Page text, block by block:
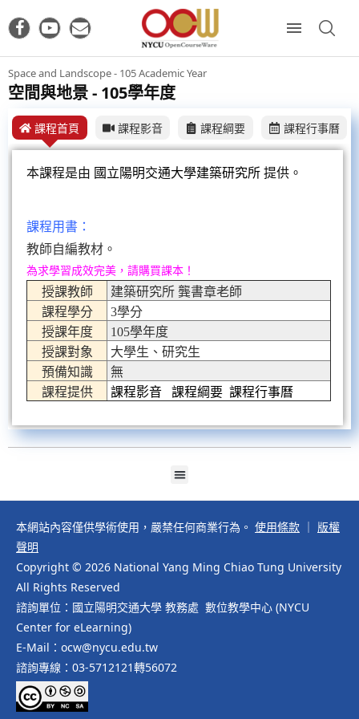
Space and Landscope - 105 Academic Year
空間與地景 - 105學年度
課程首頁 課程影音 課程綱要 課程行事曆
本課程是由 國立陽明交通大學建築研究所 提供。
課程用書：
教師自編教材。
為求學習成效完美，請購買課本！
授課教師
建築研究所 龔書章老師
課程學分
3學分
授課年度
105學年度
授課對象
大學生、研究生
預備知識
無
課程提供
課程影音 課程綱要 課程行事曆
本網站內容僅供學術使用，嚴禁任何商業行為。 使用條款 ｜ 版權
聲明
Copyright © 2026 National Yang Ming Chiao Tung University
All Rights Reserved
諮詢單位：國立陽明交通大學 教務處 數位教學中心 (NYCU
Center for eLearning)
E-Mail：ocw@nycu.edu.tw
諮詢專線：03-5712121轉56072